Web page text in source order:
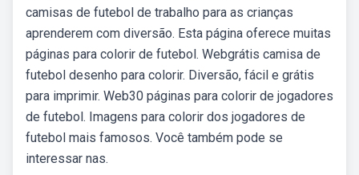
camisas de futebol de trabalho para as crianças
aprenderem com diversão. Esta página oferece muitas
páginas para colorir de futebol. Webgrátis camisa de
futebol desenho para colorir. Diversão, fácil e grátis
para imprimir. Web30 páginas para colorir de jogadores
de futebol. Imagens para colorir dos jogadores de
futebol mais famosos. Você também pode se
interessar nas.